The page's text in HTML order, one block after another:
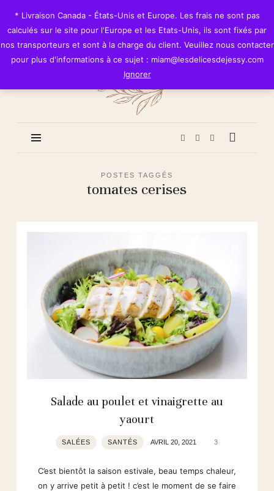
Les
Délices
de
Jessy
POSTES TAGGÉS
tomates cerises
Salade au poulet et vinaigrette au
yaourt
SALÉES SANTÉS AVRIL 20, 2021 3
C’est bientôt la saison estivale, beau temps chaleur,
on y arrive petit à petit ! c’est le moment de se faire
* Livraison Canada - États-Unis et Europe. Les frais ne sont pas
calculés sur le site pour l'Europe et les Etats-Unis, ils sont fixés par
nos transporteurs et sont à la charge du client. Veuillez nous contacter
pour plus d'informations à ce sujet : miam@lesdelicesdejessy.com
Ignorer